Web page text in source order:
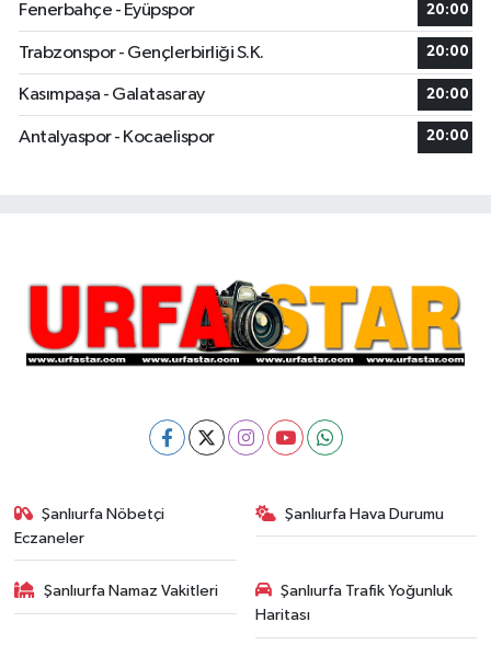
Fenerbahçe - Eyüpspor 20:00
Trabzonspor - Gençlerbirliği S.K. 20:00
Kasımpaşa - Galatasaray 20:00
Antalyaspor - Kocaelispor 20:00
Şanlıurfa Nöbetçi
Eczaneler
Şanlıurfa Hava Durumu
Şanlıurfa Namaz Vakitleri
Şanlıurfa Trafik Yoğunluk
Haritası